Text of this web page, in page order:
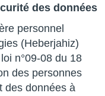
des données
personnel
(Heberjahiz)
n°09-08 du 18
des personnes
des données à